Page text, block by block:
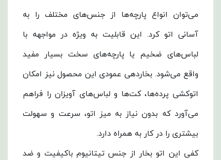
می‌توان انواع پارچه‌ها از جنس‌های مختلف را به
آسانی اتو کرد. این قابلیت به ویژه در مواجهه با
لباس‌های ضخیم یا پارچه‌های سخت بسیار مفید
واقع می‌شود. بخاردهی عمودی این محصول نیز امکان
اتوکشی پرده‌ها، کت‌ها و لباس‌های آویزان را فراهم
می‌آورد که بدون نیاز به میز اتو، سرعت و سهولت
بیشتری را در کار به همراه دارد.
کفی این اتو بخار از جنس تیتانیوم باکیفیت و ضد